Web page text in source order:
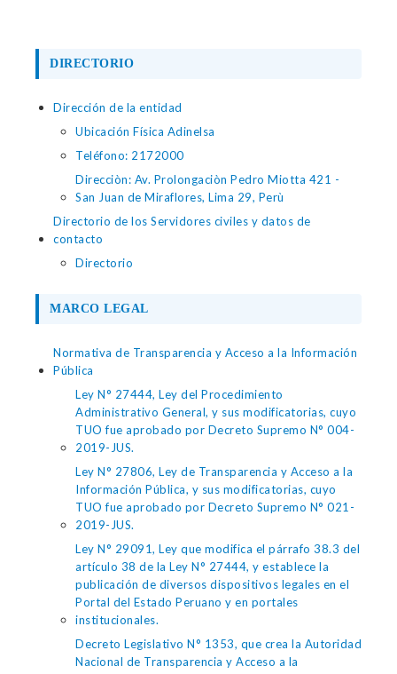
DIRECTORIO
Dirección de la entidad
Ubicación Física Adinelsa
Teléfono: 2172000
Direcciòn: Av. Prolongaciòn Pedro Miotta 421 -
San Juan de Miraflores, Lima 29, Perù
Directorio de los Servidores civiles y datos de
contacto
Directorio
MARCO LEGAL
Normativa de Transparencia y Acceso a la Información
Pública
Ley N° 27444, Ley del Procedimiento
Administrativo General, y sus modificatorias, cuyo
TUO fue aprobado por Decreto Supremo N° 004-
2019-JUS.
Ley N° 27806, Ley de Transparencia y Acceso a la
Información Pública, y sus modificatorias, cuyo
TUO fue aprobado por Decreto Supremo N° 021-
2019-JUS.
Ley N° 29091, Ley que modifica el párrafo 38.3 del
artículo 38 de la Ley N° 27444, y establece la
publicación de diversos dispositivos legales en el
Portal del Estado Peruano y en portales
institucionales.
Decreto Legislativo N° 1353, que crea la Autoridad
Nacional de Transparencia y Acceso a la